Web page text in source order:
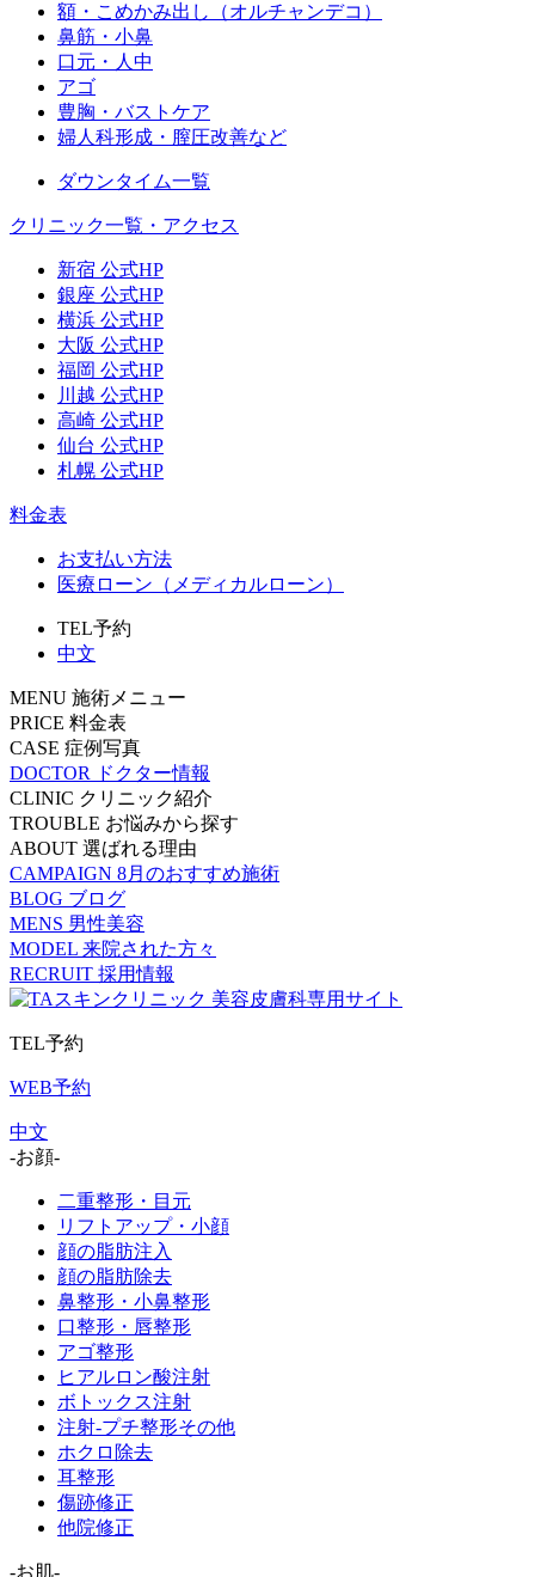
額・こめかみ出し（オルチャンデコ）
鼻筋・小鼻
口元・人中
アゴ
豊胸・バストケア
婦人科形成・膣圧改善など
ダウンタイム一覧
クリニック一覧・アクセス
新宿 公式HP
銀座 公式HP
横浜 公式HP
大阪 公式HP
福岡 公式HP
川越 公式HP
高崎 公式HP
仙台 公式HP
札幌 公式HP
料金表
お支払い方法
医療ローン（メディカルローン）
TEL予約
中文
MENU 施術メニュー
PRICE 料金表
CASE 症例写真
DOCTOR
ドクター情報
CLINIC クリニック紹介
TROUBLE お悩みから探す
ABOUT 選ばれる理由
CAMPAIGN 8月のおすすめ施術
BLOG ブログ
MENS 男性美容
MODEL 来院された方々
RECRUIT 採用情報
TEL予約
WEB予約
中文
-お顔-
二重整形・目元
リフトアップ・小顔
顔の脂肪注入
顔の脂肪除去
鼻整形・小鼻整形
口整形・唇整形
アゴ整形
ヒアルロン酸注射
ボトックス注射
注射-プチ整形その他
ホクロ除去
耳整形
傷跡修正
他院修正
-お肌-